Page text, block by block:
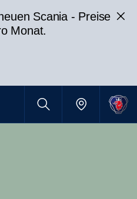
Scania - Preise
Monat.